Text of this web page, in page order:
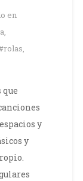
en
,
,
y
y